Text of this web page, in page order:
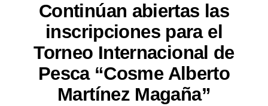
Continúan abiertas las
inscripciones para el
Torneo Internacional de
Pesca “Cosme Alberto
Martínez Magaña”